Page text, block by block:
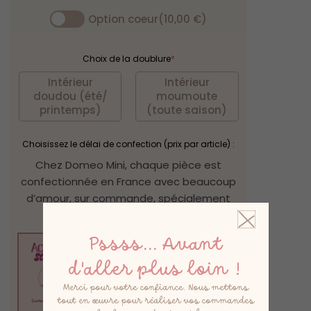
Option coeur(10,00 €)
Choix de la doublure*
Intérieur
doudou (été/
printemps)
Intérieur
moumoute
(toute saison)
Choisissez le délai de confection (prix par article) :
Chez Domeo Mini, chaque pièce est
confectionnée en France avec beaucoup
d’amour, sur commande, spécialement
Pssss... Avant
d'aller plus loin !
Merci pour votre confiance. Nous mettons
tout en œuvre pour réaliser vos commandes